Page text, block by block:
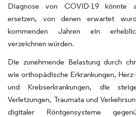
Diagnose von COVID-19 könnte
ersetzen, von denen erwartet
kommenden Jahren ein
verzeichnen würden.
Die zunehmende Belastung durch
wie orthopädische Erkrankungen,
und Krebserkrankungen, die
Verletzungen, Traumata und
digitaler Röntgensysteme